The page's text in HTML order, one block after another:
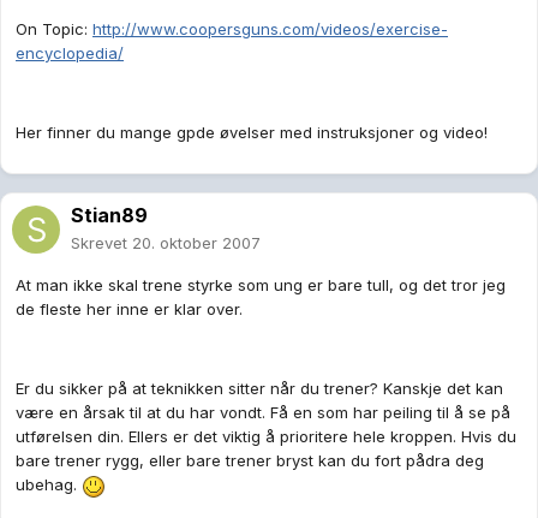
On Topic: http://www.coopersguns.com/videos/exercise-
encyclopedia/
Her finner du mange gpde øvelser med instruksjoner og video!
Stian89
Skrevet 20. oktober 2007
At man ikke skal trene styrke som ung er bare tull, og det tror jeg
de fleste her inne er klar over.
Er du sikker på at teknikken sitter når du trener? Kanskje det kan
være en årsak til at du har vondt. Få en som har peiling til å se på
utførelsen din. Ellers er det viktig å prioritere hele kroppen. Hvis du
bare trener rygg, eller bare trener bryst kan du fort pådra deg
ubehag.